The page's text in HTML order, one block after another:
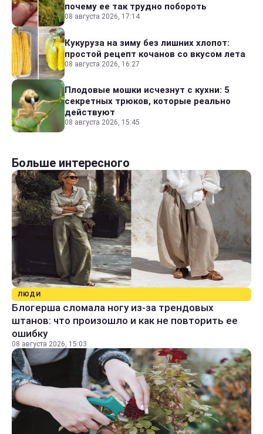
почему ее так трудно побороть
08 августа 2026, 17:14
Кукуруза на зиму без лишних хлопот:
простой рецепт кочанов со вкусом лета
08 августа 2026, 16:27
Плодовые мошки исчезнут с кухни: 5
секретных трюков, которые реально
действуют
08 августа 2026, 15:45
Больше интересного
ЛЮДИ
Блогерша сломала ногу из-за трендовых
штанов: что произошло и как не повторить ее
ошибку
08 августа 2026, 15:03